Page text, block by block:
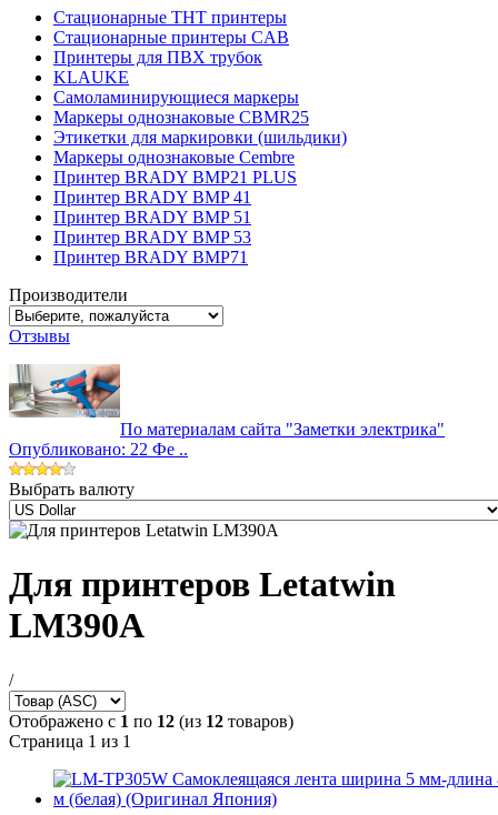
Стационарные THT принтеры
Стационарные принтеры CAB
Принтеры для ПВХ трубок
KLAUKE
Самоламинирующиеся маркеры
Маркеры однознаковые CBMR25
Этикетки для маркировки (шильдики)
Маркеры однознаковые Cembre
Принтер BRADY BMP21 PLUS
Принтер BRADY BMP 41
Принтер BRADY BMP 51
Принтер BRADY BMP 53
Принтер BRADY BMP71
Производители
Отзывы
По материалам сайта "Заметки электрика"
Опубликовано: 22 Фе ..
Выбрать валюту
Для принтеров Letatwin
LM390A
/
Отображено с 1 по 12 (из 12 товаров)
Страница 1 из 1